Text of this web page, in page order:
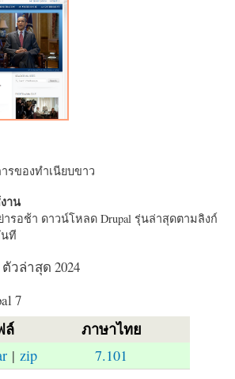
รของทำเนียบขาว
าน
ารอช้า ดาวน์โหลด Drupal รุ่นล่าสุดตามลิงก์
ที
วล่าสุด 2024
7
ล์ ภาษาไทย
|zip 7.101